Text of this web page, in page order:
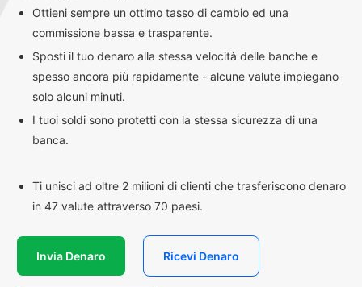
Ottieni sempre un ottimo tasso di cambio ed una
commissione bassa e trasparente.
Sposti il tuo denaro alla stessa velocità delle banche e
spesso ancora più rapidamente - alcune valute impiegano
solo alcuni minuti.
I tuoi soldi sono protetti con la stessa sicurezza di una
banca.
Ti unisci ad oltre 2 milioni di clienti che trasferiscono denaro
in 47 valute attraverso 70 paesi.
Invia Denaro Ricevi Denaro